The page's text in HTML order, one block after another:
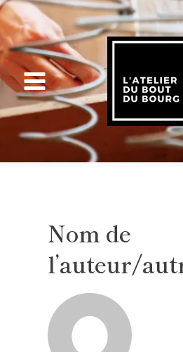
Aller
au
contenu
Main
Menu
Nom de
l’auteur/